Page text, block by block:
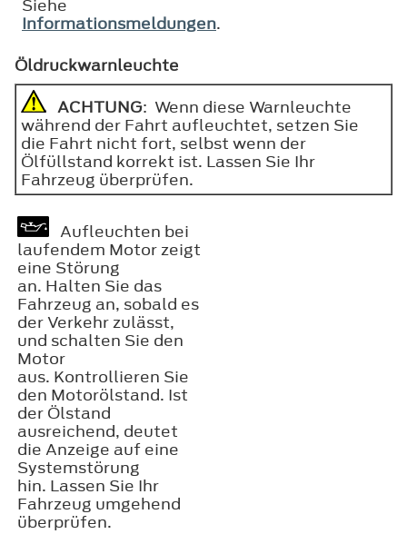
Siehe
Informationsmeldungen.
Öldruckwarnleuchte
ACHTUNG: Wenn diese Warnleuchte
während der Fahrt aufleuchtet, setzen Sie
die Fahrt nicht fort, selbst wenn der
Ölfüllstand korrekt ist. Lassen Sie Ihr
Fahrzeug überprüfen.
Aufleuchten bei
laufendem Motor zeigt
eine Störung
an. Halten Sie das
Fahrzeug an, sobald es
der Verkehr zulässt,
und schalten Sie den
Motor
aus. Kontrollieren Sie
den Motorölstand. Ist
der Ölstand
ausreichend, deutet
die Anzeige auf eine
Systemstörung
hin. Lassen Sie Ihr
Fahrzeug umgehend
überprüfen.